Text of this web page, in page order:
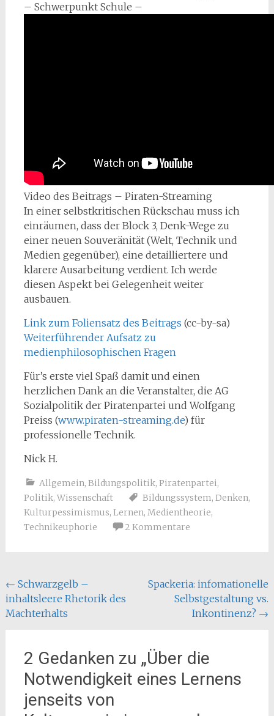
– Schwerpunkt Schule –
Video des Beitrags – Piraten-Streaming
In einer selbstkritischen Rückschau muss ich
einräumen, dass der Block 3, Denk-Wege zu
einer neuen Souveränität (Welt, Technik und
Medien gegenüber), eine detailliertere und
klarere Ausarbeitung verdient. Ich werde
diesen Aspekt bei Gelegenheit weiter
ausbauen.
Link zum Foliensatz des Beitrags (cc-by-sa)
Weiterführender Aufsatz zu
medienphilosophischen Fragen
Für’s erste viel Spaß damit und einen
herzlichen Dank an die Veranstalter, die AG
Sozialpolitik der Piratenpartei und Wolfgang
Preiss (www.piraten-streaming.de) für
professionelle Technik.
Nick H.
Allgemein, Bildungspolitik, Piratenpartei,
Politik, Wissenschaft Bildungssystem, Denken,
Kulturpessimismus, Lernen, Medientheorie,
Technikeuphorie
2 Kommentare
Beitragsnavigation
← Schwarzgelb –
inhaltsleere Rhetorik des
Machterhalts
Spackeria: infomationelle
Selbstgestaltung vs.
Inkontinenz? →
2 Gedanken zu „Über die
Notwendigkeit eines Lernens
jenseits von